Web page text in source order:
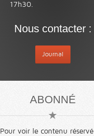
17h30.
Nous contacter :
Journal
ABONNÉ
Pour voir le contenu réservé